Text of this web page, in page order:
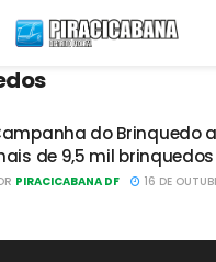
do Brinquedo
de 9,5 mil brinquedos
PIRACICABANA DF 16 DE